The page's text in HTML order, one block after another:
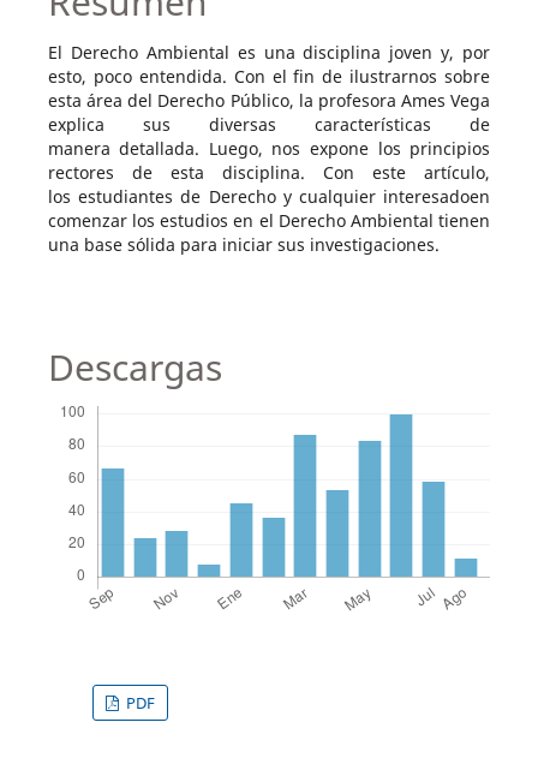
El Derecho Ambiental es una disciplina joven y, por
esto, poco entendida. Con el fin de ilustrarnos sobre
esta área del Derecho Público, la profesora Ames Vega
explica sus diversas características de
manera detallada. Luego, nos expone los principios
rectores de esta disciplina. Con este artículo,
los estudiantes de Derecho y cualquier interesadoen
comenzar los estudios en el Derecho Ambiental tienen
una base sólida para iniciar sus investigaciones.
Descargas
PDF